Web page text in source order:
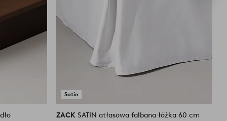
Satin
ZACK SATIN atłasowa falbana łóżka 60 cm